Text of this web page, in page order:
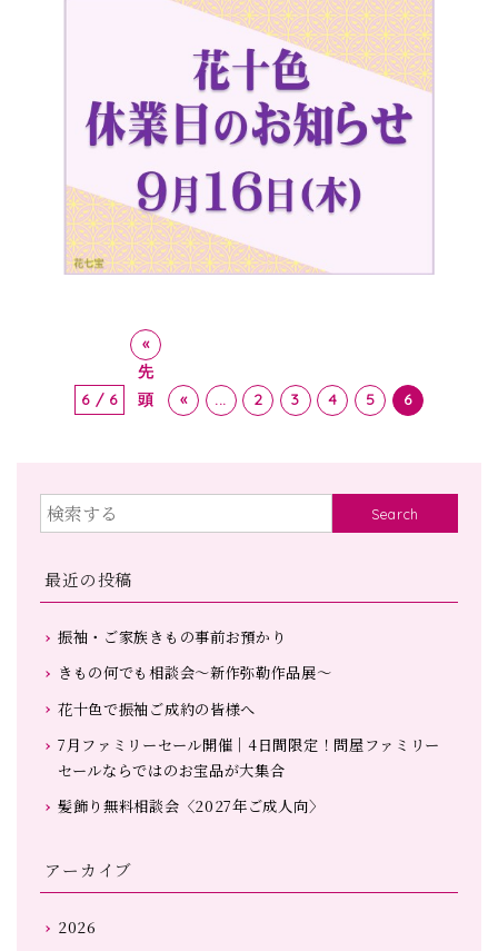
6 / 6
«
先
頭
« ... 2 3 4 5 6
Search
最近の投稿
振袖・ご家族きもの事前お預かり
きもの何でも相談会～新作弥勒作品展～
花十色で振袖ご成約の皆様へ
7月ファミリーセール開催｜4日間限定！問屋ファミリー
セールならではのお宝品が大集合
髪飾り無料相談会〈2027年ご成人向〉
アーカイブ
2026